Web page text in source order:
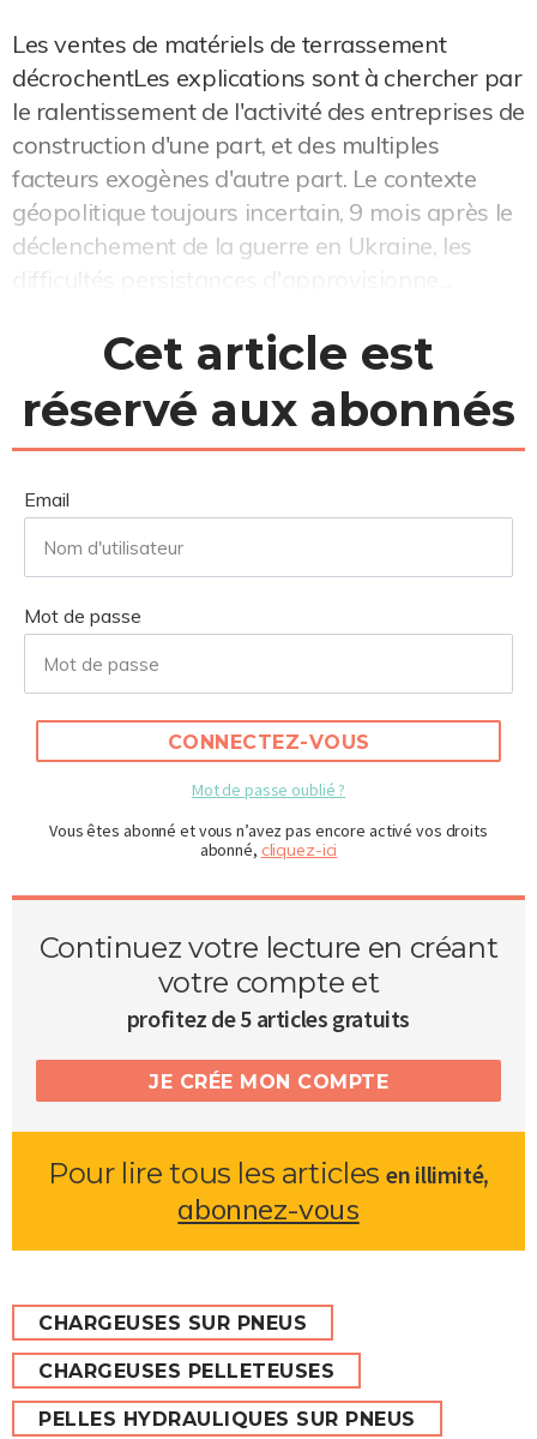
Les ventes de matériels de terrassement
décrochentLes explications sont à chercher par
le ralentissement de l'activité des entreprises de
construction d'une part, et des multiples
facteurs exogènes d'autre part. Le contexte
géopolitique toujours incertain, 9 mois après le
déclenchement de la guerre en Ukraine, les
difficultés persistances d'approvisionne...
Cet article est
réservé aux abonnés
Email
Mot de passe
CONNECTEZ-VOUS
Mot de passe oublié ?
Vous êtes abonné et vous n’avez pas encore activé vos droits
abonné, cliquez-ici
Continuez votre lecture en créant
votre compte et
profitez de 5 articles gratuits
JE CRÉE MON COMPTE
Pour lire tous les articlesen illimité,
abonnez-vous
CHARGEUSES SUR PNEUS
CHARGEUSES PELLETEUSES
PELLES HYDRAULIQUES SUR PNEUS